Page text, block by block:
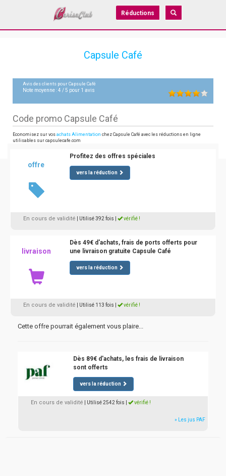
Réductions
Capsule Café
Avis des clients pour Capsule Café
Note moyenne :4 /5 pour 1 avis
Code promo Capsule Café
Economisez sur vos achats Alimentation chez Capsule Café avec les réductions en ligne
utilisables sur capsulecafe.com
offre
Profitez des offres spéciales
vers la réduction
En cours de validité | Utilisé 392 fois vérifié !
livraison
Dès 49€ d'achats, frais de ports offerts pour
une livraison gratuite Capsule Café
vers la réduction
En cours de validité | Utilisé 113 fois vérifié !
Cette offre pourrait également vous plaire...
Dès 89€ d'achats, les frais de livraison
sont offerts
vers la réduction
En cours de validité | Utilisé 2542 fois vérifié !
» Les jus PAF